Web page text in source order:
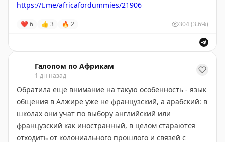
https://t.me/africafordummies/21906
❤ 6 👍 3 🔥 2 304(3.6%)
Галопом по Африкам
1 дн назад
Обратила еще внимание на такую особенность - язык
общения в Алжире уже не французский, а арабский: в
школах они учат по выбору английский или
французский как иностранный, в целом стараются
отходить от колониального прошлого и связей с